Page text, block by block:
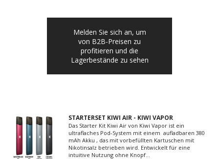
Melden Sie sich an, um
von B2B-Preisen zu
profitieren und die
Lagerbestände zu sehen
STARTERSET KIWI AIR - KIWI VAPOR
Das Starter Kit Kiwi Air von Kiwi Vapor ist ein
ultraflaches Pod-System mit einem aufladbaren 380
mAh Akku , das mit vorbefüllten Kartuschen mit
Nikotinsalz betrieben wird. Entwickelt für eine
intuitive Nutzung ohne Knopf...